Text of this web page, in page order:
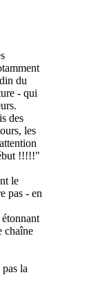
du
- qui
des
les
!!!!!"
le
pas - en
chaîne
la